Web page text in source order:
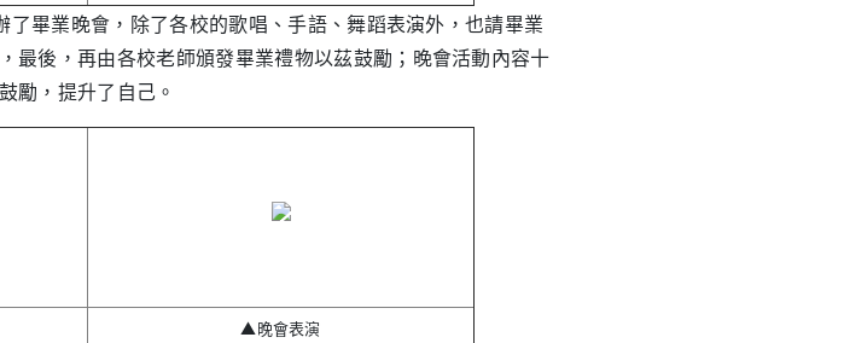
畢業晚會，除了各校的歌唱、手語、舞蹈表演外，也請畢業
最後，再由各校老師頒發畢業禮物以茲鼓勵；晚會活動內容十
勵，提升了自己。
▲晚會表演